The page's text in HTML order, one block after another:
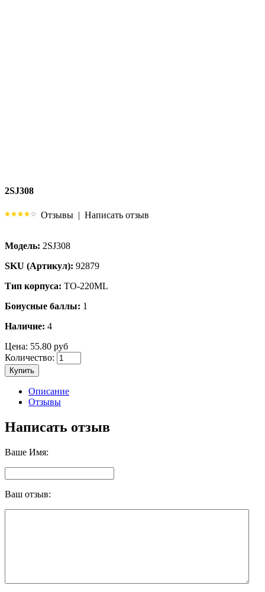
2SJ308
Отзывы | Написать отзыв
Модель: 2SJ308
SKU (Артикул): 92879
Тип корпуса: TO-220ML
Бонусные баллы: 1
Наличие: 4
Цена: 55.80 руб
Количество:
Купить
Описание
Отзывы
Написать отзыв
Ваше Имя:
Ваш отзыв: